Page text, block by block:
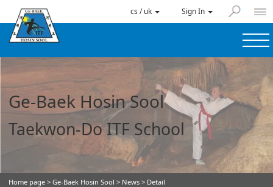
cs / uk Sign In
Ge-Baek Hosin Sool
Taekwon-Do ITF School
Home page > Ge-Baek Hosin Sool > News > Detail